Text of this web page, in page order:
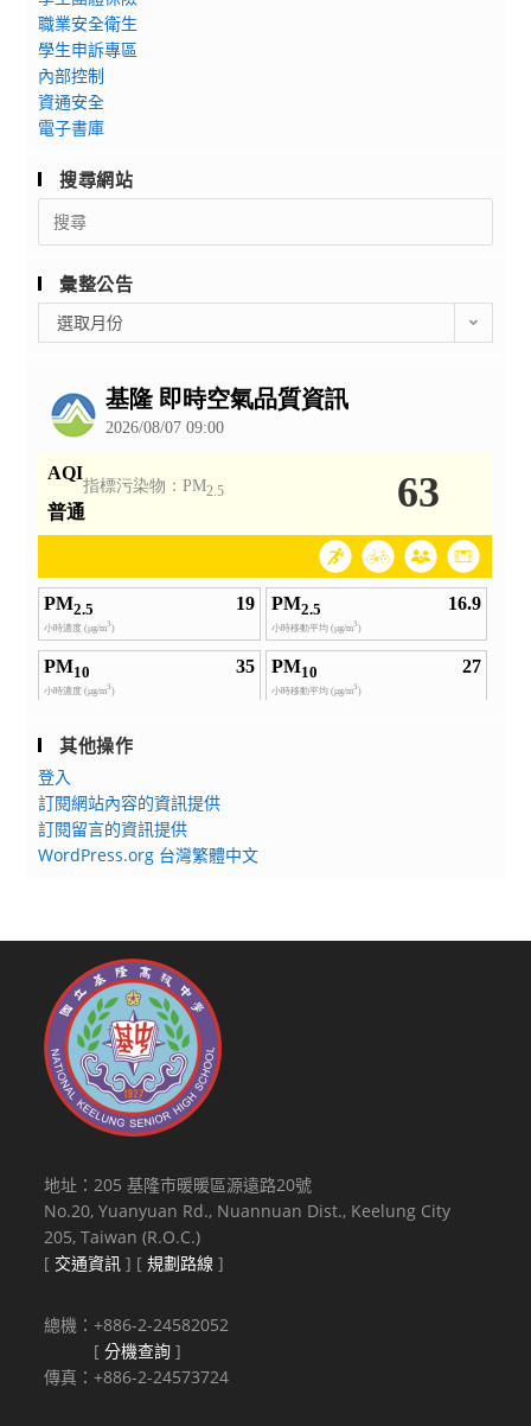
職業安全衛生
學生申訴專區
內部控制
資通安全
電子書庫
搜尋網站
Search
for:
彙整公告
整
選取月份
其他操作
登入
訂閱網站內容的資訊提供
訂閱留言的資訊提供
WordPress.org 台灣繁體中文
地址：205 基隆市暖暖區源遠路20號
No.20, Yuanyuan Rd., Nuannuan Dist., Keelung City
205, Taiwan (R.O.C.)
[ 交通資訊 ] [規劃路線 ]
總機：+886-2-24582052
[分機查詢 ]
傳真：+886-2-24573724